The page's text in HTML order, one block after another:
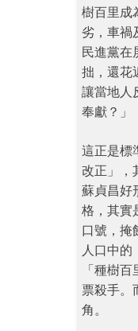
樹百里成
劣，車禍
民進黨在
拙，還花
讓當地人
奉獻？」
這正是標
改正」，
蘇貞昌好
格，其實
口號，掩
人口中的
「種樹
票殺手。
角。